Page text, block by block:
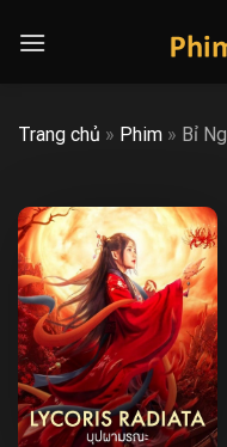
Trang chủ » Phim » Bỉ